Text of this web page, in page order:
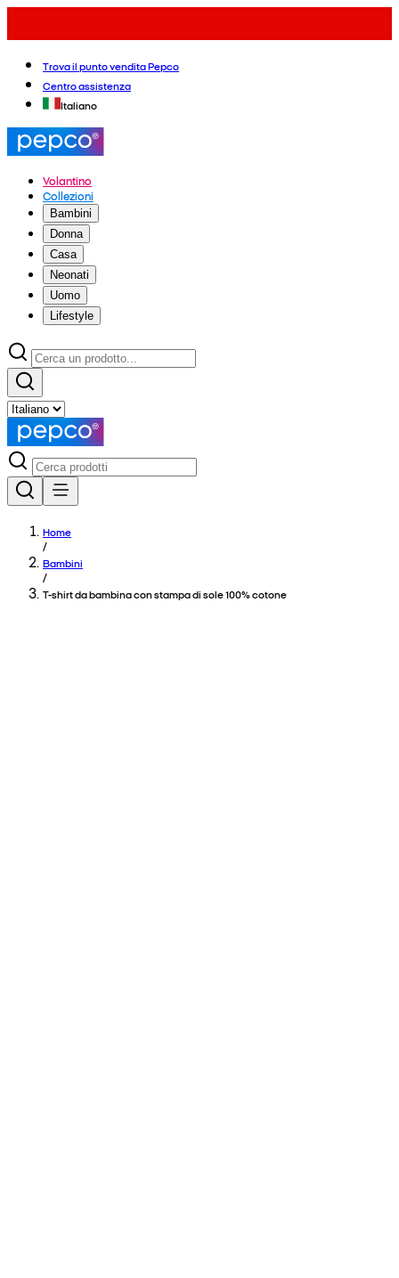
Trova il punto vendita Pepco
Centro assistenza
Italiano
Volantino
Collezioni
Bambini
Donna
Casa
Neonati
Uomo
Lifestyle
Home
/
Bambini
/
T-shirt da bambina con stampa di sole 100% cotone